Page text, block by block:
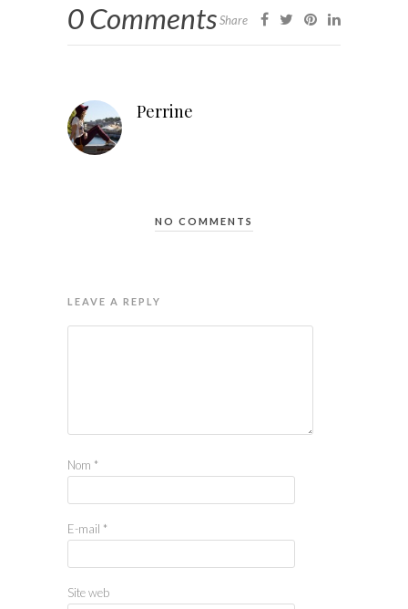
0 CommentsShare
Perrine
NO COMMENTS
LEAVE A REPLY
Nom *
E-mail *
Site web